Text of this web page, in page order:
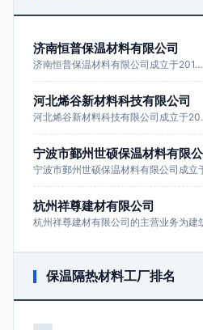
济南恒普保温材料有限公司
济南恒普保温材料有限公司成立于201…
河北烯谷新材料科技有限公司
河北烯谷新材料科技有限公司成立于
宁波市鄞州世硕保温材料有限
宁波市鄞州世硕保温材料有限公司成立
杭州祥尊建材有限公司
杭州祥尊建材有限公司的主营业务为建
保温隔热材料工厂排名